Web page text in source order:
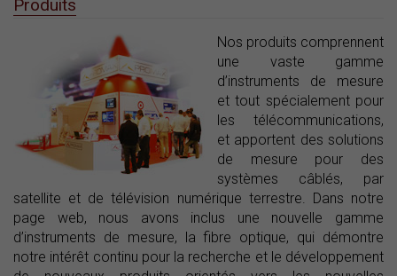
Produits
Nos produits comprennent
une vaste gamme
d’instruments de mesure
et tout spécialement pour
les télécommunications,
et apportent des solutions
de mesure pour des
systèmes câblés, par
satellite et de télévision numérique terrestre. Dans notre
page web, nous avons inclus une nouvelle gamme
d’instruments de mesure, la fibre optique, qui démontre
notre intérêt continu pour la recherche et le développement